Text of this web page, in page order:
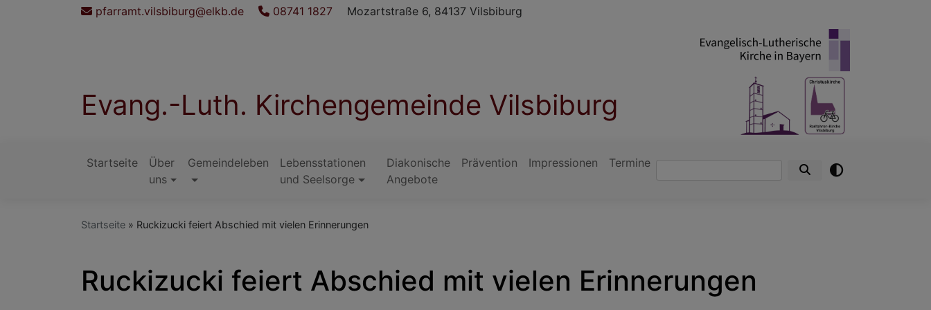
pfarramt.vilsbiburg@elkb.de 08741 1827 Mozartstraße 6, 84137 Vilsbiburg
Evang.-Luth. Kirchengemeinde Vilsbiburg
Hauptnavigation
Startseite
Über
uns
Gemeindeleben
Lebensstationen
und Seelsorge
Diakonische
Angebote
Prävention Impressionen TermineSuche
Startseite Ruckizucki feiert Abschied mit vielen Erinnerungen
Ruckizucki feiert Abschied mit vielen Erinnerungen